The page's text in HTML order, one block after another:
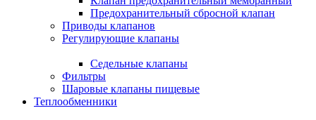
Предохранительный сбросной клапан
Приводы клапанов
Регулирующие клапаны
Седельные клапаны
Фильтры
Шаровые клапаны пищевые
Теплообменники